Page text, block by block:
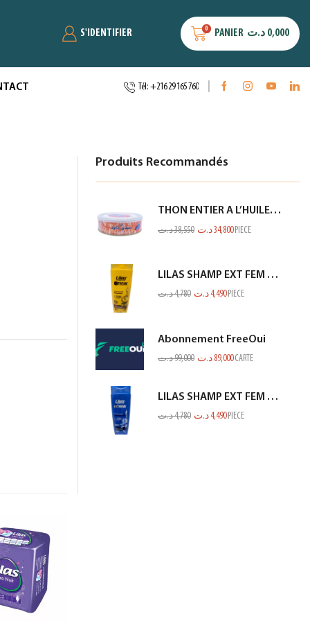
S'IDENTIFIER 0 PANIER 0,000 د.ت
Tél: +216 29 165 760
Produits Recommandés
THON ENTIER A L’HUILE D’OLIVE SIDI DAOUD 950G
38,550د.ت 34,800د.ت PIECE
LILAS SHAMP EXT FEM SEC ET ABIME JAUNE 350ML
4,780د.ت 4,490 د.ت PIECE
Abonnement FreeOui
99,000د.ت 89,000 د.ت CARTE
LILAS SHAMP EXT FEM ANTI PELLIC BLEU 350ML
4,780د.ت 4,490 د.ت PIECE